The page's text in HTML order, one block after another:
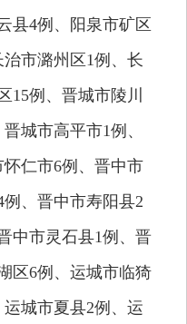
县4例、阳泉市矿区
市潞州区1例、长
15例、晋城市陵川
城市高平市1例、
仁市6例、晋中市
、晋中市寿阳县2
中市灵石县1例、晋
区6例、运城市临猗
城市夏县2例、运